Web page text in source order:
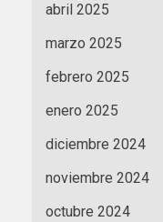
abril 2025
marzo 2025
febrero 2025
enero 2025
diciembre 2024
noviembre 2024
octubre 2024